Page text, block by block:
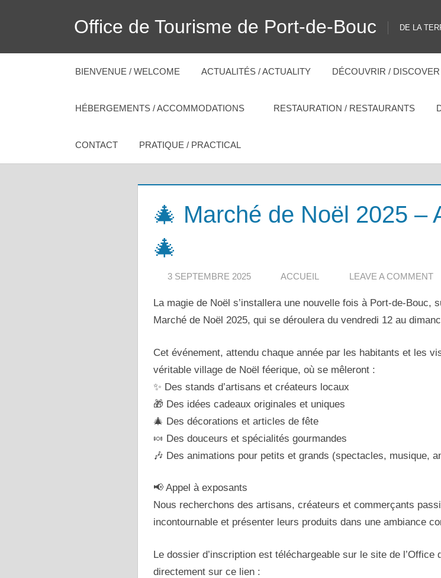
Office de Tourisme de Port-de-Bouc DE LA
BIENVENUE / WELCOME ACTUALITÉS / ACTUALITY DÉCOUVRIR / DISCOVER
HÉBERGEMENTS / ACCOMMODATIONS RESTAURATION / RESTAURANTS
CONTACT PRATIQUE / PRACTICAL
🎄 Marché de Noël 2025 –
🎄
3 SEPTEMBRE 2025 ACCUEIL LEAVE A COMMENT
La magie de Noël s’installera une nouvelle fois à Port-de-Bouc,
Marché de Noël 2025, qui se déroulera du vendredi 12 au
Cet événement, attendu chaque année par les habitants et les
véritable village de Noël féerique, où se mêleront :
✨ Des stands d’artisans et créateurs locaux
🎁 Des idées cadeaux originales et uniques
🎄 Des décorations et articles de fête
🍬 Des douceurs et spécialités gourmandes
🎶 Des animations pour petits et grands (spectacles, musique,
📢 Appel à exposants
Nous recherchons des artisans, créateurs et commerçants
incontournable et présenter leurs produits dans une ambiance
Le dossier d’inscription est téléchargeable sur le site de
directement sur ce lien :